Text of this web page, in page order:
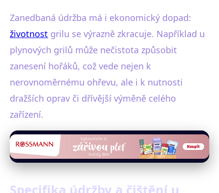
Zanedbaná údržba má i ekonomický dopad:
životnost grilu se výrazně zkracuje. Například u
plynových grilů může nečistota způsobit
zanesení hořáků, což vede nejen k
nerovnoměrnému ohřevu, ale i k nutnosti
dražších oprav či dřívější výměně celého
zařízení.